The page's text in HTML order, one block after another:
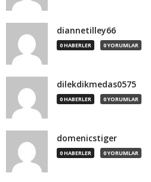
diannetilley66
0 HABERLER 0 YORUMLAR
dilekdikmedas0575
0 HABERLER 0 YORUMLAR
domenicstiger
0 HABERLER 0 YORUMLAR